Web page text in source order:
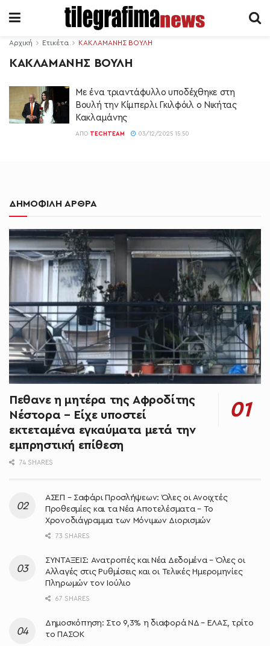
Αρχική Ετικέτα ΚΑΚΛΑΜΑΝΗΣ ΒΟΥΛΗ
ΚΑΚΛΑΜΑΝΗΣ ΒΟΥΛΗ
Με ένα τριαντάφυλλο υποδέχθηκε στη
Βουλή την Κίμπερλι Γκιλφόιλ ο Νικήτας
Κακλαμάνης
ΑΠΌ TECHTEAM 03/12/2025 15:50
ΔΗΜΟΦΙΛΗ ΑΡΘΡΑ
Πεθανε η μητέρα της Αφροδίτης
Νέστορα – Είχε υποστεί
εκτεταμένα εγκαύματα μετά την
εμπρηστική επίθεση
74 SHARES
ΑΣΕΠ – Σαφάρι Προσλήψεων: Όλες οι Ανοιχτές
Προθεσμίες και τα Νέα Αποτελέσματα – Το
Χρονοδιάγραμμα των Μόνιμων Διορισμών
73 SHARES
ΣΥΝΤΑΞΕΙΣ: Ανατροπές και Νέα Δεδομένα – Όλες οι
Αλλαγές στις Ρυθμίσεις και οι Τελικές Ημερομηνίες
Πληρωμών τον Ιούλιο
67 SHARES
Δημοσκόπηση: Στο 9,3% η διαφορά ΝΔ – ΕΛΑΣ, τρίτο
το ΠΑΣΟΚ